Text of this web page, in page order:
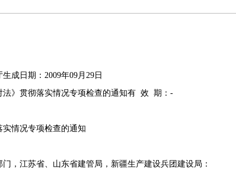
生成日期： 2009年09月29日
》贯彻落实情况专项检查的通知有 效 期： -
情况专项检查的通知
，江苏省、山东省建管局，新疆生产建设兵团建设局：